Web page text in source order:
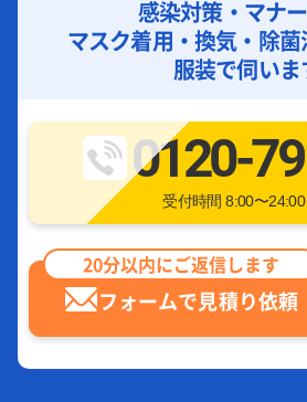
感染対策・マナ
マスク着用・換気・除
服装で伺いま
0120-
受付時間 8:00〜24:00
フォームで見積り依頼
20分以内にご返信します